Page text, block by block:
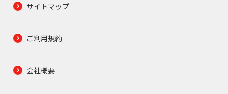
サイトマップ
ご利用規約
会社概要